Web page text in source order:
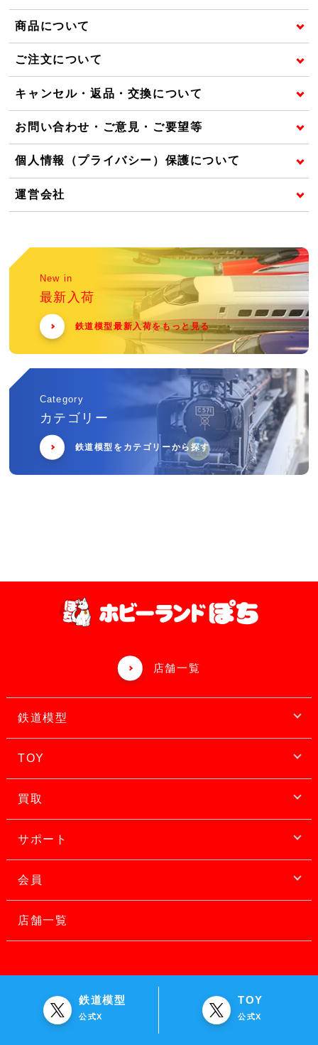
商品について
ご注文について
キャンセル・返品・交換について
お問い合わせ・ご意見・ご要望等
個人情報（プライバシー）保護について
運営会社
New in
最新入荷
鉄道模型最新入荷をもっと見る
Category
カテゴリー
鉄道模型をカテゴリーから探す
店舗一覧
鉄道模型
TOY
買取
サポート
会員
店舗一覧
鉄道模型
公式X
TOY
公式X